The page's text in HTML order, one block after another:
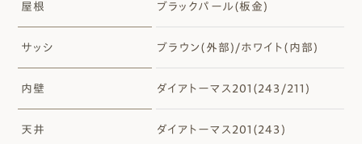
屋根 ブラックパール(板金)
サッシ ブラウン(外部)/ホワイト(内部)
内壁 ダイアトーマス201(243/211)
天井 ダイアトーマス201(243)